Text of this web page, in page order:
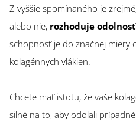
Z vyššie spomínaného je
alebo nie, rozhoduje
schopnosť je do značnej miery
kolagénnych vlákien.
Chcete mať istotu, že vaše
silné na to, aby odolali